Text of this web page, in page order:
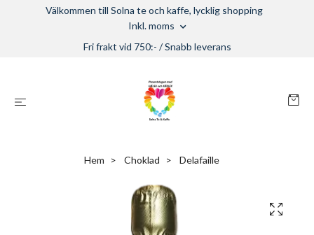
Välkommen till Solna te och kaffe, lycklig shopping
Inkl. moms
Fri frakt vid 750:- / Snabb leverans
Hem Choklad Delafaille